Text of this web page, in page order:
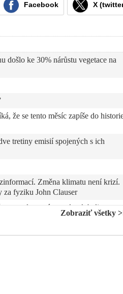
Facebook X
ke 30% nárůstu vegetace na
že se tento měsíc zapíše do
tretiny emisií spojených s ich
Změna klimatu není krizí.
za fyziku John Clauser
presadzovaní agendy globalistov,
a ožobračuje vlastných občanov:
ekonomickým fórom, OSN, WHO
Zobraziť všetky